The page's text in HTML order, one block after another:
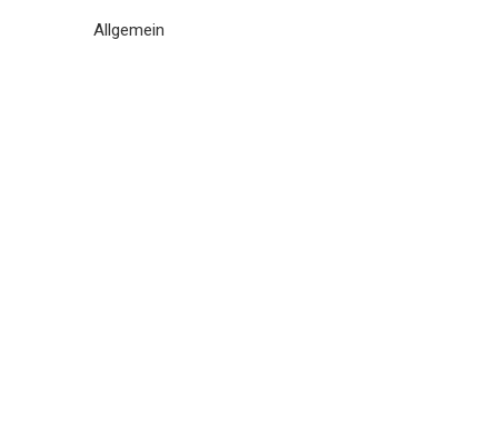
Allgemein